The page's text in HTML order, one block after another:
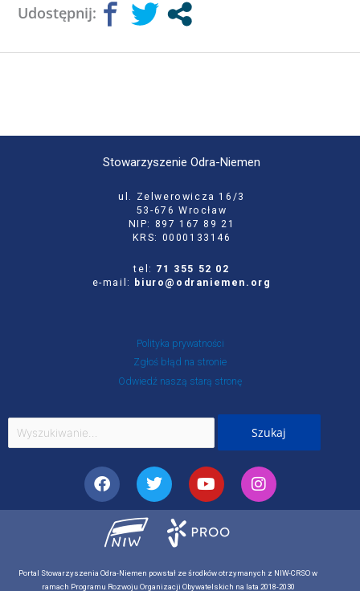
Udostępnij:
Stowarzyszenie Odra-Niemen
ul. Zelwerowicza 16/3
53-676 Wrocław
NIP: 897 167 89 21
KRS: 0000133146
tel: 71 355 52 02
e-mail:
biuro@odraniemen.org
Polityka prywatności
Zgłoś błąd na stronie
Odwiedź naszą starą stronę
Szukaj
dla:
FacebookTwitterYoutubeInstagram
Portal Stowarzyszenia Odra-Niemen powstał ze środków otrzymanych z NIW-CRSO w
ramach Programu Rozwoju Organizacji Obywatelskich na lata 2018-2030